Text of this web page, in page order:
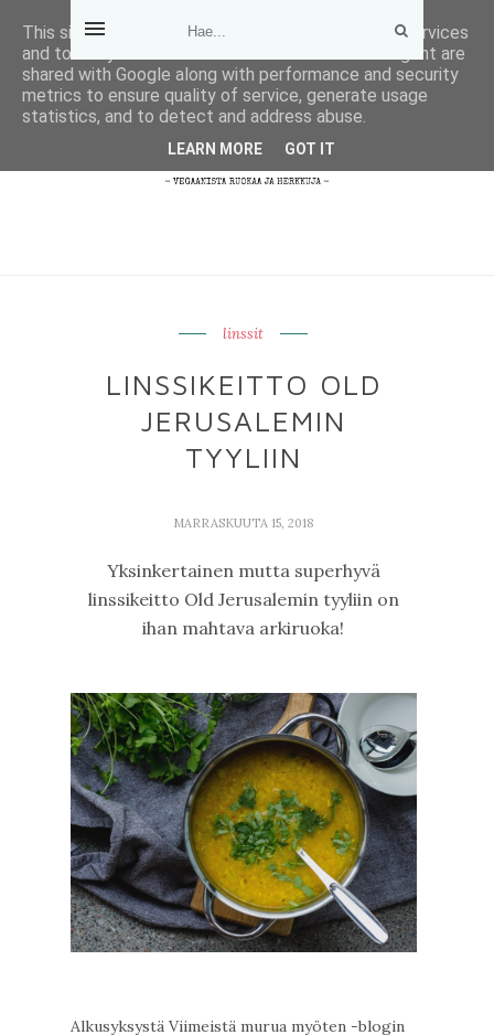
linssit
LINSSIKEITTO OLD
JERUSALEMIN
TYYLIIN
MARRASKUUTA 15, 2018
Yksinkertainen mutta superhyvä
linssikeitto Old Jerusalemin tyyliin on
ihan mahtava arkiruoka!
Alkusyksystä Viimeistä murua myöten -blogin
This site uses cookies from Google to deliver its services
and to analyze traffic. Your IP address and user-agent are
shared with Google along with performance and security
metrics to ensure quality of service, generate usage
statistics, and to detect and address abuse.
LEARN MORE GOT IT